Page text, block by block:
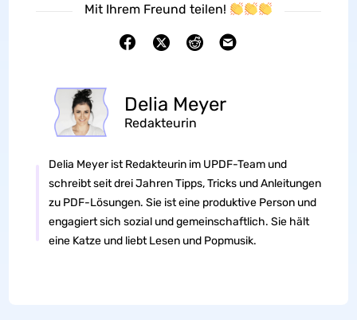
Mit Ihrem Freund teilen!
Delia Meyer
Redakteurin
Delia Meyer ist Redakteurin im UPDF-Team und
schreibt seit drei Jahren Tipps, Tricks und Anleitungen
zu PDF-Lösungen. Sie ist eine produktive Person und
engagiert sich sozial und gemeinschaftlich. Sie hält
eine Katze und liebt Lesen und Popmusik.